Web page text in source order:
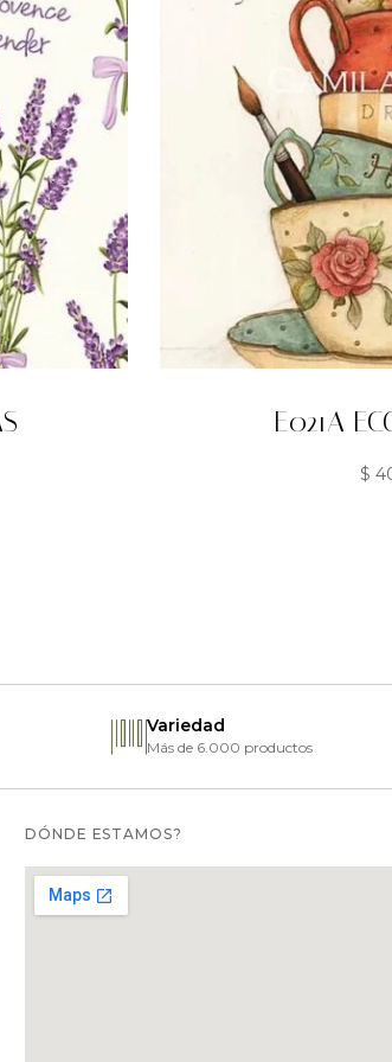
E021A
$
Variedad
Más de 6.000 productos
DÓNDE ESTAMOS?